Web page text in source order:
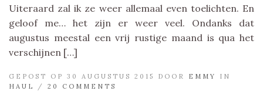
Uiteraard zal ik ze weer allemaal even toelichten. En
geloof me… het zijn er weer veel. Ondanks dat
augustus meestal een vrij rustige maand is qua het
verschijnen […]
GEPOST OP 30 AUGUSTUS 2015 DOOR EMMY
IN
HAUL
/ 20 COMMENTS